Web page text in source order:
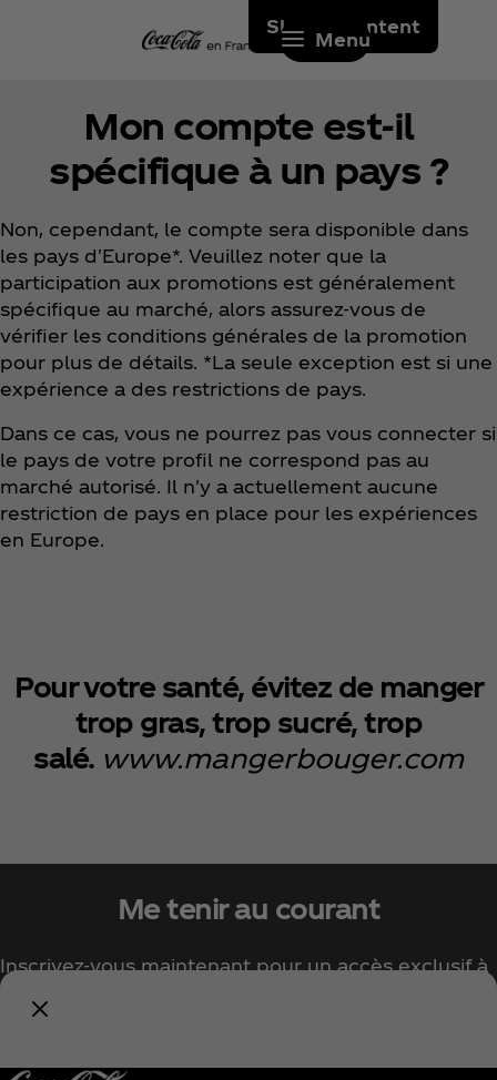
Skip to content
Menu
Mon compte est-il
spécifique à un pays ?
Non, cependant, le compte sera disponible dans
les pays d'Europe*. Veuillez noter que la
participation aux promotions est généralement
spécifique au marché, alors assurez-vous de
vérifier les conditions générales de la promotion
pour plus de détails. *La seule exception est si une
expérience a des restrictions de pays.
Dans ce cas, vous ne pourrez pas vous connecter si
le pays de votre profil ne correspond pas au
marché autorisé. Il n'y a actuellement aucune
restriction de pays en place pour les expériences
en Europe.
Pour votre santé, évitez de manger
trop gras, trop sucré, trop
salé. www.mangerbouger.com
Me tenir au courant
Inscrivez-vous maintenant pour un accès exclusif à
tout l'univers Coca‑Cola !